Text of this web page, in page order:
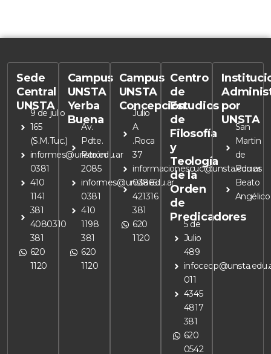
Sede
Central
UNSTA
9 de julio
165
(S.M.Tuc.)
informes@unsta.edu.ar
0381
410
1141
381
4080310
381
620
1120
Campus
UNSTA
Yerba
Buena
Av.
Pdte.
Perón
2085
informes@unsta.edu.ar
0381
410
1198
381
620
1120
Campus
UNSTA
Concepción
Julio
A
.Roca
37
informacionescuc@unsta.edu.ar
03865
421316
381
620
1120
Centro
de
Estudios
de
Filosofía
y
Teología
de la
Orden
de
Predicadores
5 de
Julio
489
011
4345
4817
381
620
0542
por
UNSTA
San
Martin
de
Porres
Beato
Angélico